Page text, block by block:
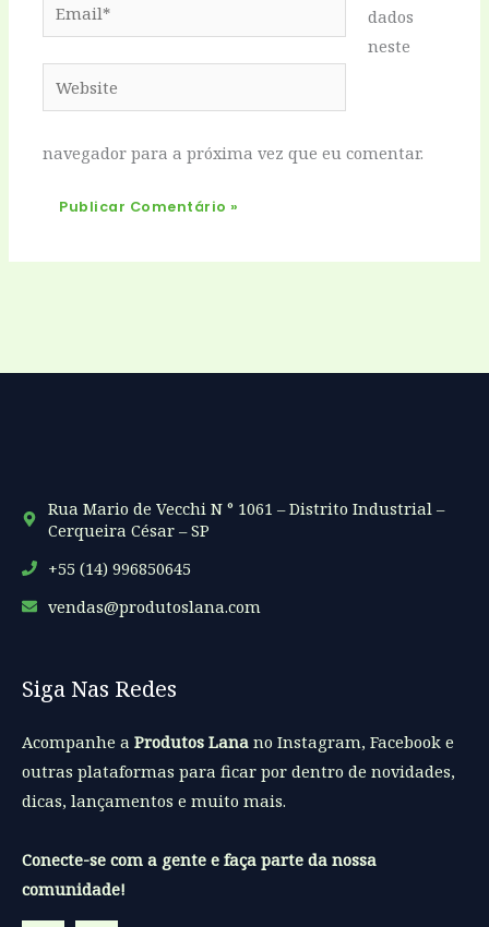
Website
dados
neste
navegador para a próxima vez que eu comentar.
Rua Mario de Vecchi N ° 1061 – Distrito Industrial –
Cerqueira César – SP
+55 (14) 996850645
vendas@produtoslana.com
Siga Nas Redes
Acompanhe a Produtos Lana no Instagram, Facebook e
outras plataformas para ficar por dentro de novidades,
dicas, lançamentos e muito mais.
Conecte-se com a gente e faça parte da nossa
comunidade!